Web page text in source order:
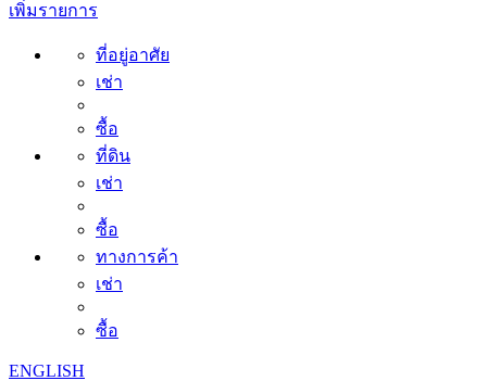
เพิ่มรายการ
ที่อยู่อาศัย
เช่า
ซื้อ
ที่ดิน
เช่า
ซื้อ
ทางการค้า
เช่า
ซื้อ
ENGLISH